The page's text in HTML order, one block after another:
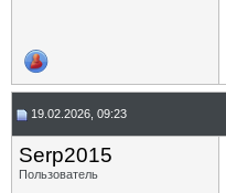
19.02.2026, 09:23
Serp2015
Пользователь